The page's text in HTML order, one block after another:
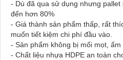
- Dù đã qua sử dụng nhưng
đến hơn 80%
- Giá thành sản phẩm thấp, rất
muốn tiết kiệm chi phí đầu vào.
- Sản phẩm không bị mối mọt, ẩm
- Chất liệu nhựa HDPE an toàn